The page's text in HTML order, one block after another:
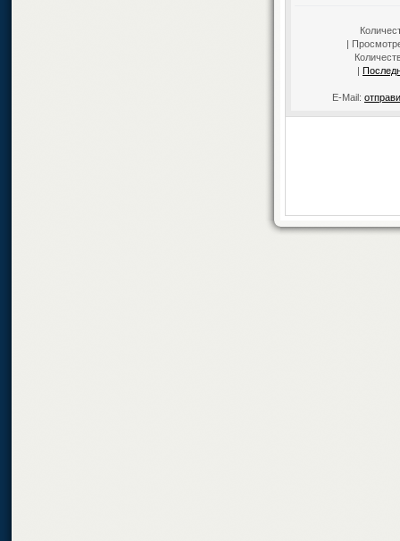
|
|
E-Mail: